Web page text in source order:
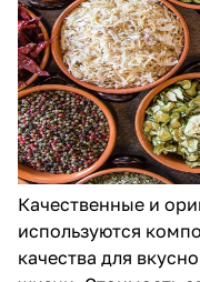
Качественные и
используются
качества для